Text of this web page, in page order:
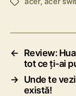
c
e
e
←
Review:
tot ce ți-ai
→ Unde te
există!